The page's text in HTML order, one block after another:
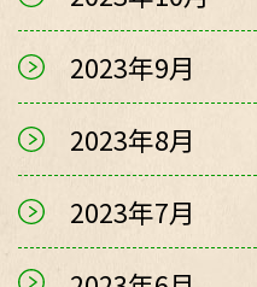
2023年9月
2023年8月
2023年7月